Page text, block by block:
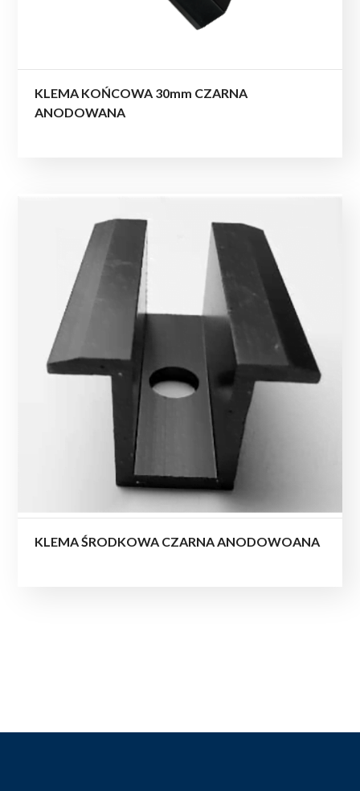
KLEMA KOŃCOWA 30mm CZARNA
ANODOWANA
KLEMA ŚRODKOWA CZARNA ANODOWOANA